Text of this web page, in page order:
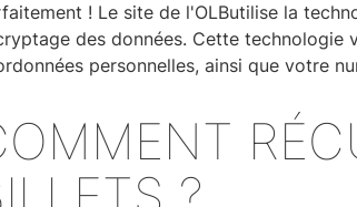
! Le site de l'OLButilise la
des données. Cette
personnelles, ainsi que votre